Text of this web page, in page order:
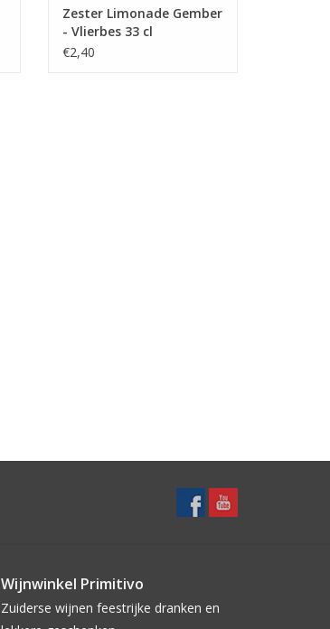
Zester Limonade Gember
- Vlierbes 33 cl
€2,40
Wijnwinkel Primitivo
Zuiderse wijnen feestrijke dranken en